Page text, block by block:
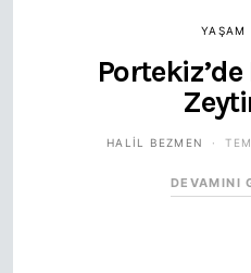
YAŞAM
Portekiz’de
HALIL BEZMEN
DEVAMINI